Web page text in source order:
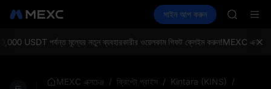
স্পট ফিউচার UNITREE আয়
সাইন আপ করুন
AAOI
USDT পর্যন্ত মূল্যের নতুন ব্যবহারকারীর ওয়েলকাম গিফট ক্লেইম করুন!MEXC এক্সচেঞ্জ:
MEXC এক্সচেঞ্জ / ক্রিপ্টো প্রাইস / Kintara (KINS)
/